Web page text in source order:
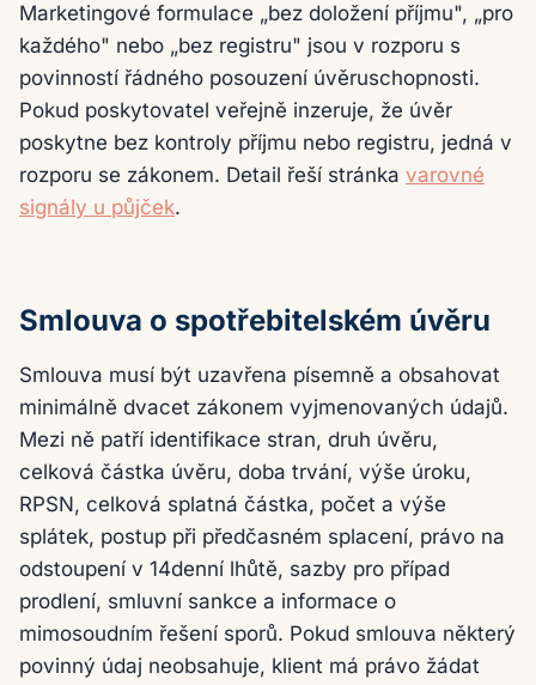
Marketingové formulace „bez doložení příjmu", „pro
každého" nebo „bez registru" jsou v rozporu s
povinností řádného posouzení úvěruschopnosti.
Pokud poskytovatel veřejně inzeruje, že úvěr
poskytne bez kontroly příjmu nebo registru, jedná v
rozporu se zákonem. Detail řeší stránka varovné
signály u půjček.
Smlouva o spotřebitelském úvěru
Smlouva musí být uzavřena písemně a obsahovat
minimálně dvacet zákonem vyjmenovaných údajů.
Mezi ně patří identifikace stran, druh úvěru,
celková částka úvěru, doba trvání, výše úroku,
RPSN, celková splatná částka, počet a výše
splátek, postup při předčasném splacení, právo na
odstoupení v 14denní lhůtě, sazby pro případ
prodlení, smluvní sankce a informace o
mimosoudním řešení sporů. Pokud smlouva některý
povinný údaj neobsahuje, klient má právo žádat